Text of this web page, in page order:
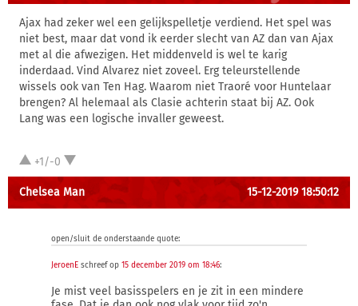
Ajax had zeker wel een gelijkspelletje verdiend. Het spel was
niet best, maar dat vond ik eerder slecht van AZ dan van Ajax
met al die afwezigen. Het middenveld is wel te karig
inderdaad. Vind Alvarez niet zoveel. Erg teleurstellende
wissels ook van Ten Hag. Waarom niet Traoré voor Huntelaar
brengen? Al helemaal als Clasie achterin staat bij AZ. Ook
Lang was een logische invaller geweest.
+1/-0
Chelsea Man 15-12-2019 18:50:12
open/sluit de onderstaande quote:
JeroenE schreef op 15 december 2019 om 18:46:
Je mist veel basisspelers en je zit in een mindere